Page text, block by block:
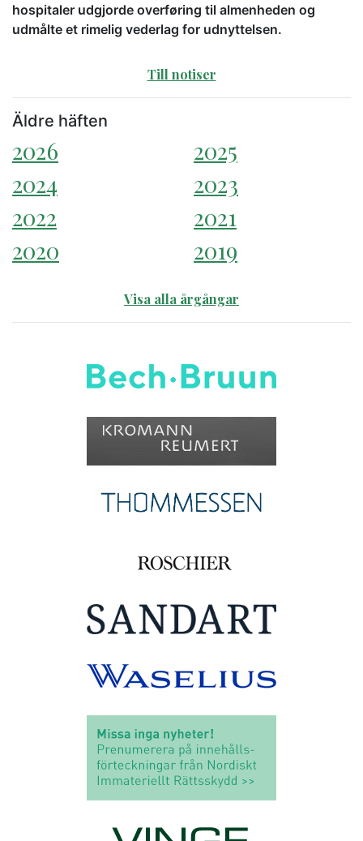
hospitaler udgjorde overføring til almenheden og
udmålte et rimelig vederlag for udnyttelsen.
Till notiser
Äldre häften
2026
2025
2024
2023
2022
2021
2020
2019
Visa alla årgångar